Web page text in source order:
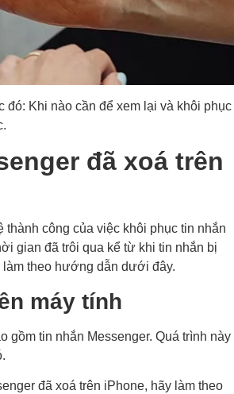
Khi nào cần để xem lại và khôi phục
đã xoá trên
công của việc khôi phục tin nhắn
gian đã trôi qua kể từ khi tin nhắn bị
theo hướng dẫn dưới đây.
máy tính
gồm tin nhắn Messenger. Quá trình này
đã xoá trên iPhone, hãy làm theo